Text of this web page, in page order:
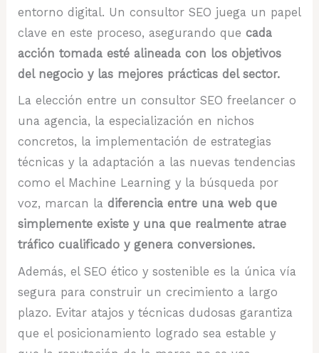
entorno digital. Un consultor SEO juega un papel
clave en este proceso, asegurando quecada
acción tomada esté alineada con los objetivos
del negocio y las mejores prácticas del sector.
La elección entre un consultor SEO freelancer o
una agencia, la especialización en nichos
concretos, la implementación de estrategias
técnicas y la adaptación a las nuevas tendencias
como el Machine Learning y la búsqueda por
voz, marcan ladiferencia entre una web que
simplemente existe y una que realmente atrae
tráfico cualificado y genera conversiones.
Además, el SEO ético y sostenible es la única vía
segura para construir un crecimiento a largo
plazo. Evitar atajos y técnicas dudosas garantiza
que el posicionamiento logrado sea estable y